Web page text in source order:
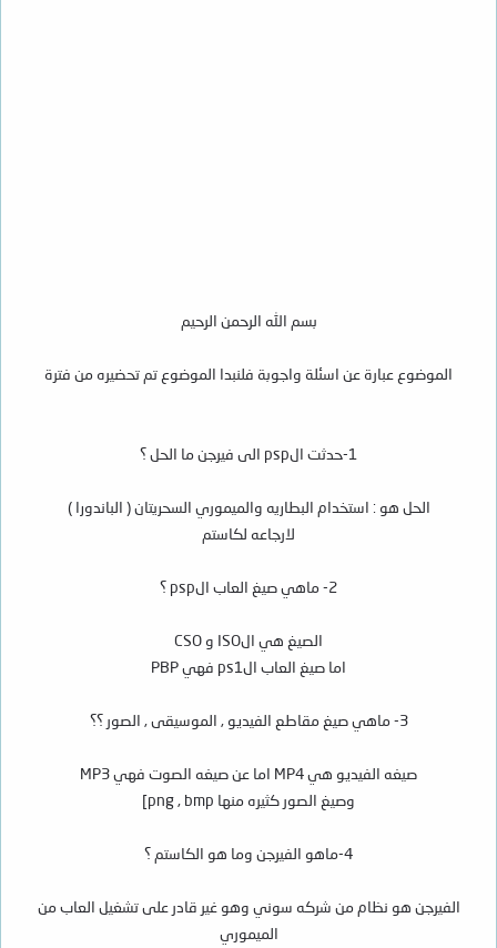
بسم الله الرحمن الرحيم
الموضوع عبارة عن اسئلة واجوبة فلنبدا الموضوع تم تحضيره من فترة
1-حدثت الpsp الى فيرجن ما الحل ؟
الحل هو : استخدام البطاريه والميموري السحريتان ( الباندورا )
لارجاعه لكاستم
2- ماهي صيغ العاب الpsp ؟
الصيغ هي الISO و CSO
اما صيغ العاب الps1 فهي PBP
3- ماهي صيغ مقاطع الفيديو , الموسيقى , الصور ؟؟
صيغه الفيديو هي MP4 اما عن صيغه الصوت فهي MP3
وصيغ الصور كثيره منها png , bmp]
4-ماهو الفيرجن وما هو الكاستم ؟
الفيرجن هو نظام من شركه سوني وهو غير قادر على تشغيل العاب من
الميموري